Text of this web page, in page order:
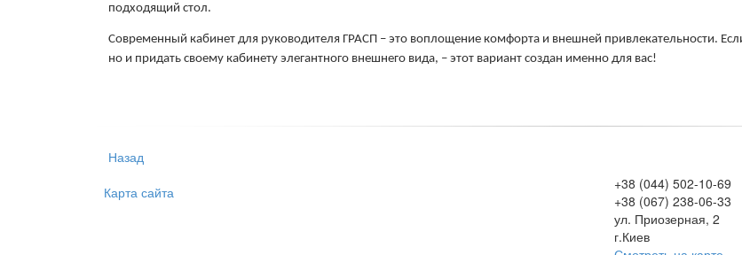
подходящий стол.
Современный кабинет для руководителя ГРАСП – это воплощение комфорта и внешней привлекательности.
но и придать своему кабинету элегантного внешнего вида, – этот вариант создан именно для вас!
Назад
Карта сайта
+38 (044) 502-10-69
+38 (067) 238-06-33
ул. Приозерная, 2
г.Киев